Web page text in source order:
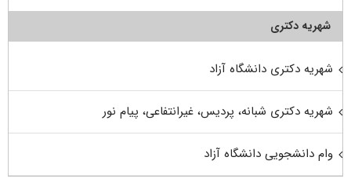
شهریه دکتری
شهریه دکتری دانشگاه آزاد
شهریه دکتری شبانه، پردیس، غیرانتفاعی، پیام نور
وام دانشجویی دانشگاه آزاد